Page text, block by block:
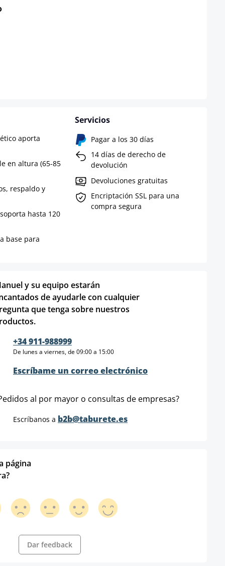
select
aporta
en altura (65-85
respaldo y
hasta 120
base para
Servicios
Pagar a los 30 días
14 días de derecho de
devolución
Devoluciones gratuitas
Encriptación SSL para una
compra segura
y su equipo estarán
de ayudarle con cualquier
que tenga sobre nuestros
+34 911-988999
De lunes a viernes, de 09:00 a 15:00
Escríbame un correo electrónico
al por mayor o consultas de empresas?
Escríbanos a b2b@taburete.es
página
Dar feedback